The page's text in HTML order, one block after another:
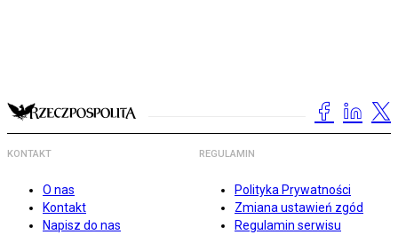
KONTAKT
O nas
Kontakt
Napisz do nas
REGULAMIN
Polityka Prywatności
Zmiana ustawień zgód
Regulamin serwisu